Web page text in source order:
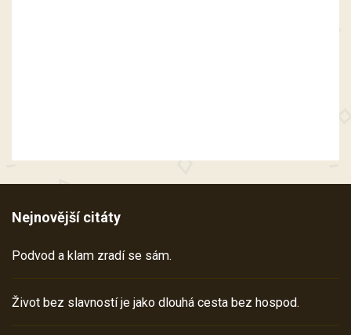
Nejnovější citáty
Podvod a klam zradí se sám.
Život bez slavností je jako dlouhá cesta bez hospod.